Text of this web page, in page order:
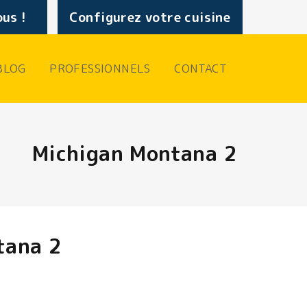
! Configurez votre cuisine
PROFESSIONNELS CONTACT
Michigan Montana 2
2